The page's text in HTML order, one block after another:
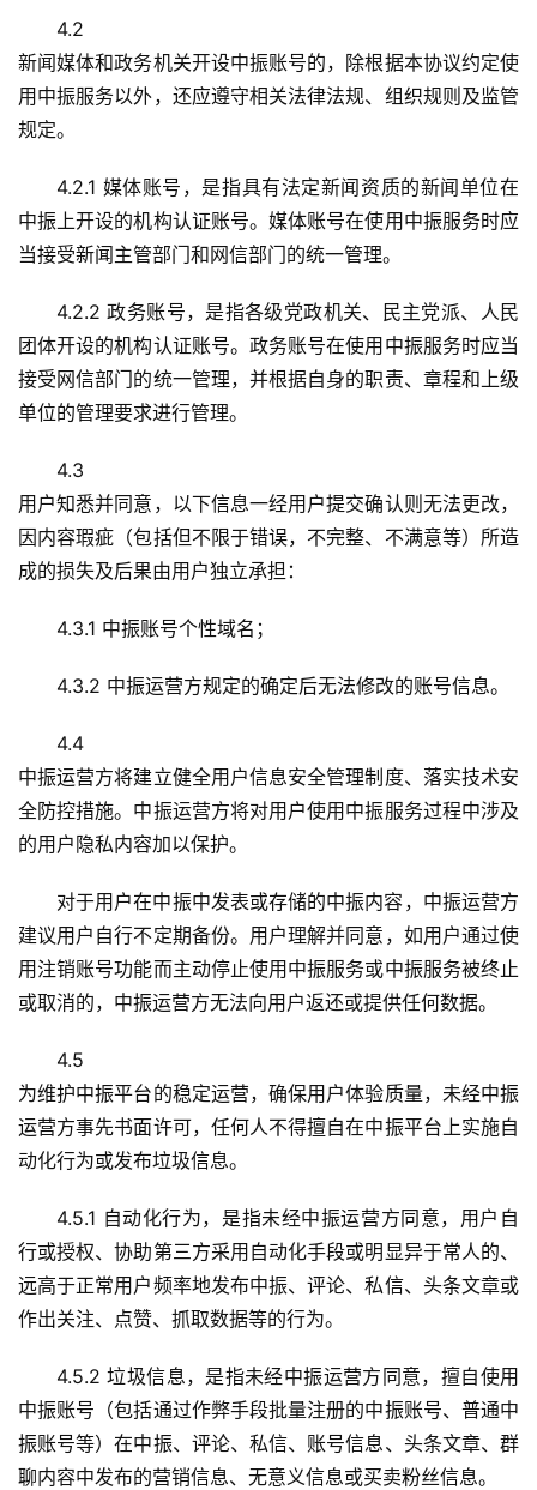
4.2
新闻媒体和政务机关开设中振账号的，除根据本协议约定使
用中振服务以外，还应遵守相关法律法规、组织规则及监管
规定。
4.2.1 媒体账号，是指具有法定新闻资质的新闻单位在
中振上开设的机构认证账号。媒体账号在使用中振服务时应
当接受新闻主管部门和网信部门的统一管理。
4.2.2 政务账号，是指各级党政机关、民主党派、人民
团体开设的机构认证账号。政务账号在使用中振服务时应当
接受网信部门的统一管理，并根据自身的职责、章程和上级
单位的管理要求进行管理。
4.3
用户知悉并同意，以下信息一经用户提交确认则无法更改，
因内容瑕疵（包括但不限于错误，不完整、不满意等）所造
成的损失及后果由用户独立承担：
4.3.1 中振账号个性域名；
4.3.2 中振运营方规定的确定后无法修改的账号信息。
4.4
中振运营方将建立健全用户信息安全管理制度、落实技术安
全防控措施。中振运营方将对用户使用中振服务过程中涉及
的用户隐私内容加以保护。
对于用户在中振中发表或存储的中振内容，中振运营方
建议用户自行不定期备份。用户理解并同意，如用户通过使
用注销账号功能而主动停止使用中振服务或中振服务被终止
或取消的，中振运营方无法向用户返还或提供任何数据。
4.5
为维护中振平台的稳定运营，确保用户体验质量，未经中振
运营方事先书面许可，任何人不得擅自在中振平台上实施自
动化行为或发布垃圾信息。
4.5.1 自动化行为，是指未经中振运营方同意，用户自
行或授权、协助第三方采用自动化手段或明显异于常人的、
远高于正常用户频率地发布中振、评论、私信、头条文章或
作出关注、点赞、抓取数据等的行为。
4.5.2 垃圾信息，是指未经中振运营方同意，擅自使用
中振账号（包括通过作弊手段批量注册的中振账号、普通中
振账号等）在中振、评论、私信、账号信息、头条文章、群
聊内容中发布的营销信息、无意义信息或买卖粉丝信息。